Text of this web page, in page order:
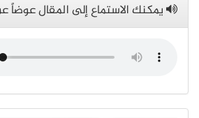
يمكنك الاستماع إلى المقال عوضاً